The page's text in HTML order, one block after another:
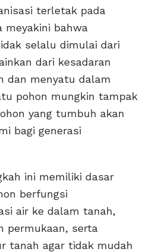
terletak pada
meyakini bahwa
selalu dimulai dari
dari kesadaran
dan menyatu dalam
pohon mungkin tampak
yang tumbuh akan
bagi generasi
ini memiliki dasar
berfungsi
air ke dalam tanah,
permukaan, serta
tanah agar tidak mudah